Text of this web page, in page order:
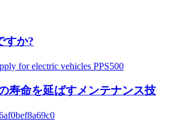
すか?
寿命を延ばすメンテナンス技